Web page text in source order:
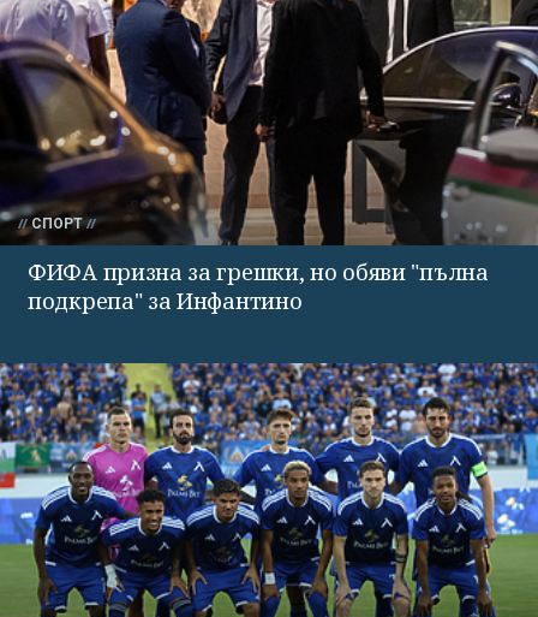
СПОРТ
ФИФА призна за грешки, но обяви "пълна
подкрепа" за Инфантино